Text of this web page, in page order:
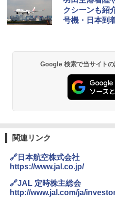
026リニュー
コンパクト
-08EX カー
レーム ドー
￥14,800
付き ヒグマ
関の購入実績
防災用品 長
送
￥3,680
クシーンも紹
号機・日本到
Google 検索で当サイト
関連リンク
🔗日本航空株式会社
https://www.jal.co.jp/
🔗JAL 定時株主総会
http://www.jal.com/ja/